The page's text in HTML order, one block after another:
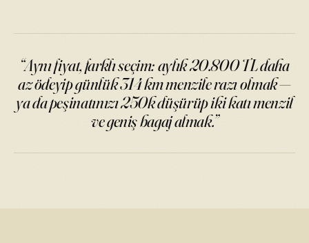
“Aynı fiyat, farklı seçim:aylık 20.800 TL daha
az ödeyipgünlük 314 km menzile razı olmak —
ya da peşinatınızı 250k düşürüp iki katı menzil
ve geniş bagaj almak.”